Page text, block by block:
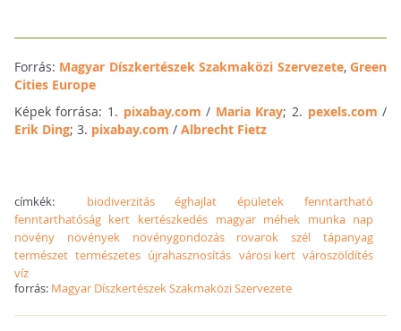
Forrás: Magyar Díszkertészek Szakmaközi Szervezete,Green
Cities Europe
Képek forrása: 1. pixabay.com / Maria Kray; 2. pexels.com /
Erik Ding; 3. pixabay.com / Albrecht Fietz
címkék: biodiverzitás éghajlat épületek
fenntartható
fenntarthatóság kert kertészkedés magyar méhek munka nap
növény
növények növénygondozás rovarok szél
tápanyag
természet természetes újrahasznosítás városi kert városzöldítés
víz
forrás: Magyar Díszkertészek Szakmaközi Szervezete